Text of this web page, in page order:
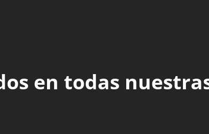
en todas